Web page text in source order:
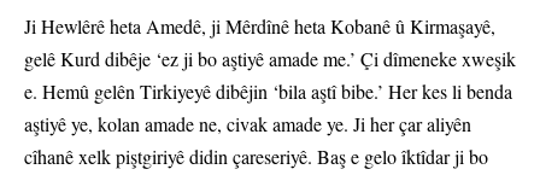
Ji Hewlêrê heta Amedê, ji Mêrdînê heta Kobanê û Kirmaşayê,
gelê Kurd dibêje ‘ez ji bo aştiyê amade me.’ Çi dîmeneke xweşik
e. Hemû gelên Tirkiyeyê dibêjin ‘bila aştî bibe.’ Her kes li benda
aştiyê ye, kolan amade ne, civak amade ye. Ji her çar aliyên
cîhanê xelk piştgiriyê didin çareseriyê. Baş e gelo îktîdar ji bo